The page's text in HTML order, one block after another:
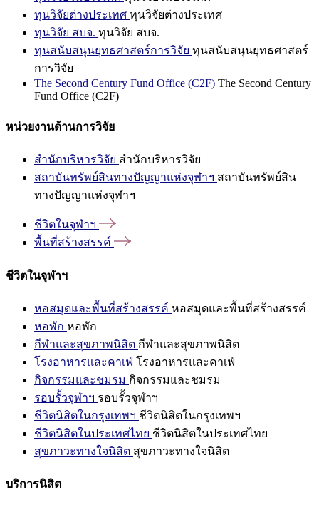
ทุนวิจัยต่างประเทศ ทุนวิจัยต่างประเทศ
ทุนวิจัย สบจ. ทุนวิจัย สบจ.
ทุนสนับสนุนยุทธศาสตร์การวิจัย ทุนสนับสนุนยุทธศาสตร์
การวิจัย
The Second Century Fund Office (C2F) The Second Century
Fund Office (C2F)
หน่วยงานด้านการวิจัย
สำนักบริหารวิจัย สำนักบริหารวิจัย
สถาบันทรัพย์สินทางปัญญาแห่งจุฬาฯ สถาบันทรัพย์สิน
ทางปัญญาแห่งจุฬาฯ
ชีวิตในจุฬาฯ
พื้นที่สร้างสรรค์
ชีวิตในจุฬาฯ
หอสมุดและพื้นที่สร้างสรรค์ หอสมุดและพื้นที่สร้างสรรค์
หอพัก หอพัก
กีฬาและสุขภาพนิสิต กีฬาและสุขภาพนิสิต
โรงอาหารและคาเฟ่ โรงอาหารและคาเฟ่
กิจกรรมและชมรม กิจกรรมและชมรม
รอบรั้วจุฬาฯ รอบรั้วจุฬาฯ
ชีวิตนิสิตในกรุงเทพฯ ชีวิตนิสิตในกรุงเทพฯ
ชีวิตนิสิตในประเทศไทย ชีวิตนิสิตในประเทศไทย
สุขภาวะทางใจนิสิต สุขภาวะทางใจนิสิต
บริการนิสิต